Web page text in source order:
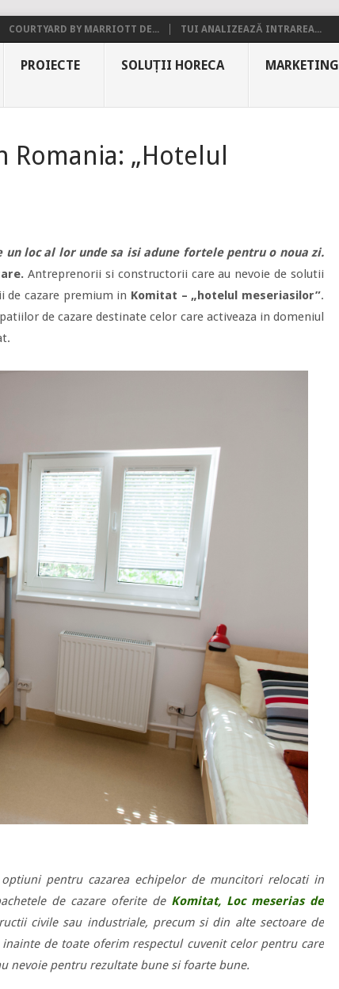
COURTYARD BY MARRIOTT DE... TUI ANALIZEAZĂ INTRAREA...
PROIECTE SOLUȚII HORECA MARKETING
„Hotelul
un loc al lor unde sa isi adune fortele pentru o noua zi.
Antreprenorii si constructorii care au nevoie de solutii
de cazare premium in Komitat – „hotelul meseriasilor”.
de cazare destinate celor care activeaza in domeniul
pentru cazarea echipelor de muncitori relocati in
de cazare oferite de Komitat, Loc meserias de
civile sau industriale, precum si din alte sectoare de
de toate oferim respectul cuvenit celor pentru care
nevoie pentru rezultate bune si foarte bune.